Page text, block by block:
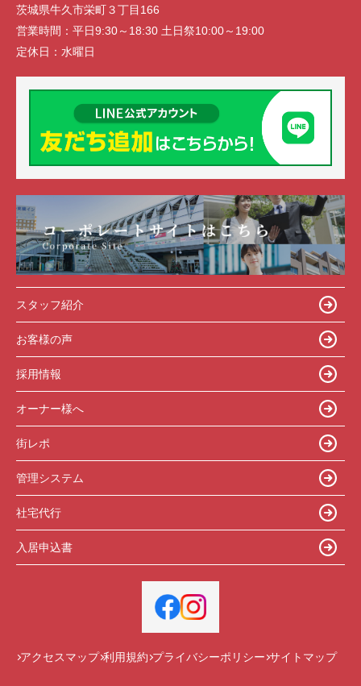
茨城県牛久市栄町３丁目166
営業時間： 平日9:30～18:30 土日祭10:00～19:00
定休日： 水曜日
スタッフ紹介
お客様の声
採用情報
オーナー様へ
街レポ
管理システム
社宅代行
入居申込書
アクセスマップ 利用規約 プライバシーポリシー サイトマップ